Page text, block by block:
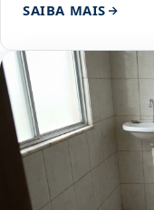
SAIBA MAIS